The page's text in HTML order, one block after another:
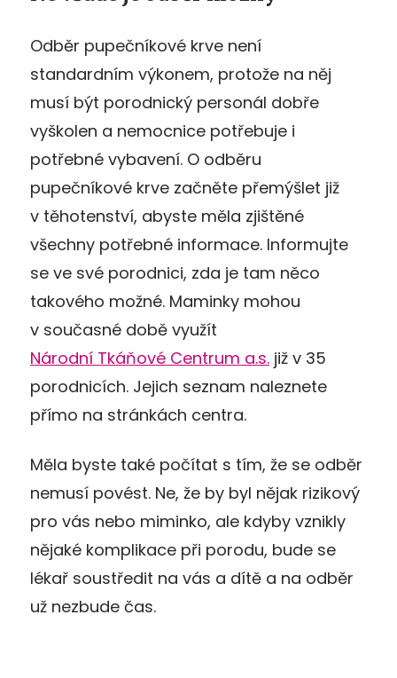
Odběr pupečníkové krve není
standardním výkonem, protože na něj
musí být porodnický personál dobře
vyškolen a nemocnice potřebuje i
potřebné vybavení. O odběru
pupečníkové krve začněte přemýšlet již
v těhotenství, abyste měla zjištěné
všechny potřebné informace. Informujte
se ve své porodnici, zda je tam něco
takového možné. Maminky mohou
v současné době využít
Národní Tkáňové Centrum a.s. již v 35
porodnicích. Jejich seznam naleznete
přímo na stránkách centra.
Měla byste také počítat s tím, že se odběr
nemusí povést. Ne, že by byl nějak rizikový
pro vás nebo miminko, ale kdyby vznikly
nějaké komplikace při porodu, bude se
lékař soustředit na vás a dítě a na odběr
už nezbude čas.